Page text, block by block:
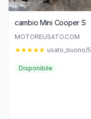
cambio Mini Cooper S
MOTOREUSATO.COM
usato_buono/5
Disponibile